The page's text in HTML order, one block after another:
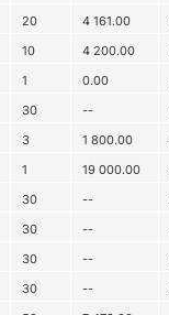
20 4 161.00
10 4 200.00
1 0.00
30 --
3 1 800.00
1 19 000.00
30 --
30 --
30 --
30 --